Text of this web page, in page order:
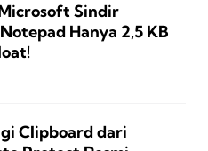
Sindir
Hanya 2,5 KB
Clipboard dari